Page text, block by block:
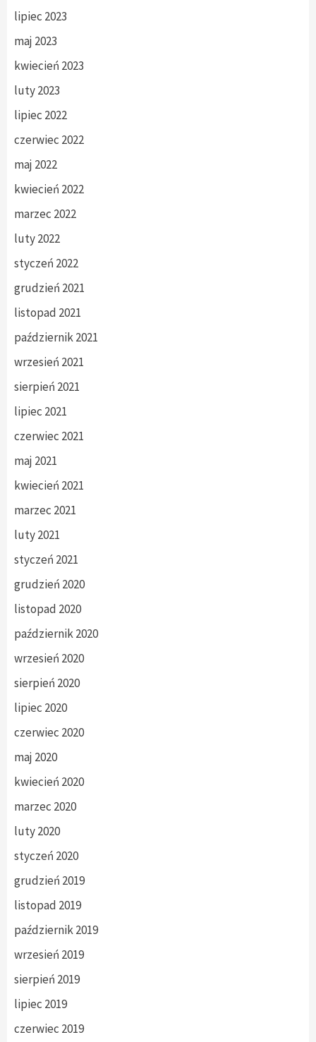
lipiec 2023
maj 2023
kwiecień 2023
luty 2023
lipiec 2022
czerwiec 2022
maj 2022
kwiecień 2022
marzec 2022
luty 2022
styczeń 2022
grudzień 2021
listopad 2021
październik 2021
wrzesień 2021
sierpień 2021
lipiec 2021
czerwiec 2021
maj 2021
kwiecień 2021
marzec 2021
luty 2021
styczeń 2021
grudzień 2020
listopad 2020
październik 2020
wrzesień 2020
sierpień 2020
lipiec 2020
czerwiec 2020
maj 2020
kwiecień 2020
marzec 2020
luty 2020
styczeń 2020
grudzień 2019
listopad 2019
październik 2019
wrzesień 2019
sierpień 2019
lipiec 2019
czerwiec 2019